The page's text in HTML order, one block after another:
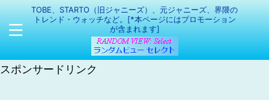
TOBE、STARTO（旧ジャニーズ）、元ジャニーズ、界隈の
トレンド・ウォッチなど。[*本ページにはプロモーション
が含まれます]
スポンサードリンク